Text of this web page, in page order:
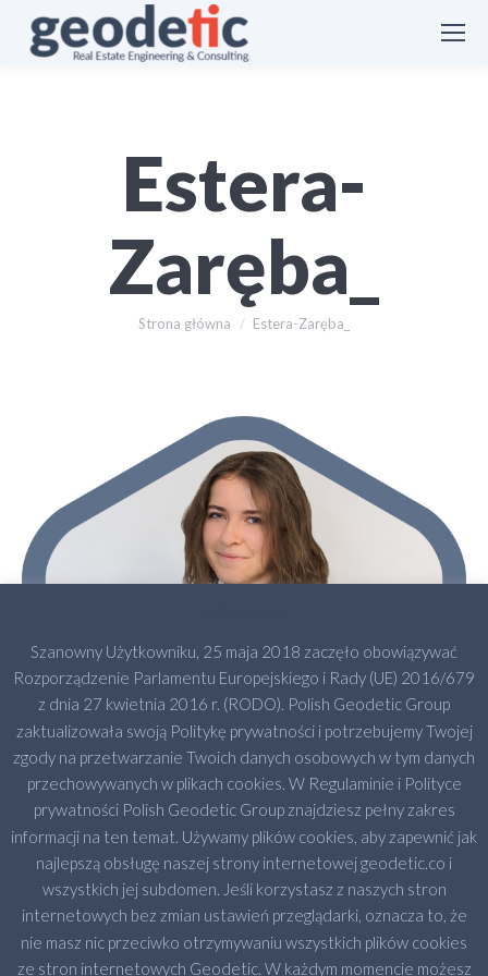
Estera-
Zaręba_
Jesteś tutaj:
Strona główna Estera-Zaręba_
Szanowny Użytkowniku, 25 maja 2018 zaczęło obowiązywać
Rozporządzenie Parlamentu Europejskiego i Rady (UE) 2016/679
z dnia 27 kwietnia 2016 r. (RODO). Polish Geodetic Group
zaktualizowała swoją Politykę prywatności i potrzebujemy Twojej
zgody na przetwarzanie Twoich danych osobowych w tym danych
przechowywanych w plikach cookies. W Regulaminie i Polityce
prywatności Polish Geodetic Group znajdziesz pełny zakres
informacji na ten temat. Używamy plików cookies, aby zapewnić jak
najlepszą obsługę naszej strony internetowej geodetic.co i
wszystkich jej subdomen. Jeśli korzystasz z naszych stron
internetowych bez zmian ustawień przeglądarki, oznacza to, że
nie masz nic przeciwko otrzymywaniu wszystkich plików cookies
ze stron internetowych Geodetic. W każdym momencie możesz